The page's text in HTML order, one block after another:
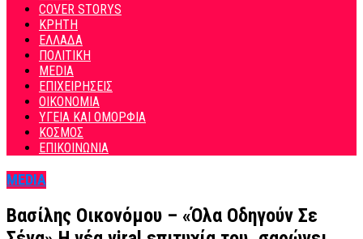
COVER STORYS
ΚΡΗΤΗ
ΕΛΛΑΔΑ
ΠΟΛΙΤΙΚΗ
MEDIA
ΕΠΙΧΕΙΡΗΣΕΙΣ
ΟΙΚΟΝΟΜΙΑ
ΥΓΕΙΑ ΚΑΙ ΟΜΟΡΦΙΑ
ΚΟΣΜΟΣ
ΕΠΙΚΟΙΝΩΝΙΑ
MEDIA
Βασίλης Οικονόμου – «Όλα Οδηγούν Σε